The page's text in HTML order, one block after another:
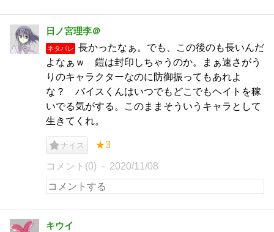
日ノ宮理李＠
ネタバレ
長かったなぁ。でも、この後のも長いんだ
よなぁｗ 鎧は封印しちゃうのか。まぁ速さがう
りのキャラクターなのに防御振ってもあれよ
な？ バイスくんはいつでもどこでもヘイトを稼
いでる気がする。このままそういうキャラとして
生きてくれ。
ナイス ★3
コメント(0) 2020/11/08
キウイ